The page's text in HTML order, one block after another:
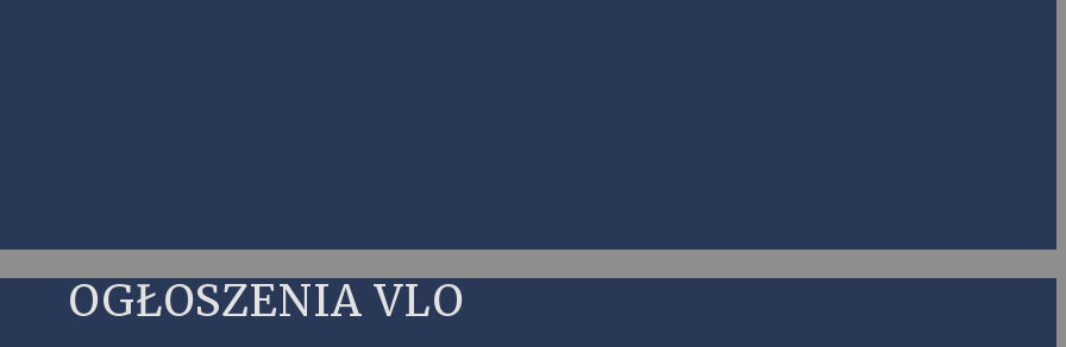
OGŁOSZENIA VLO